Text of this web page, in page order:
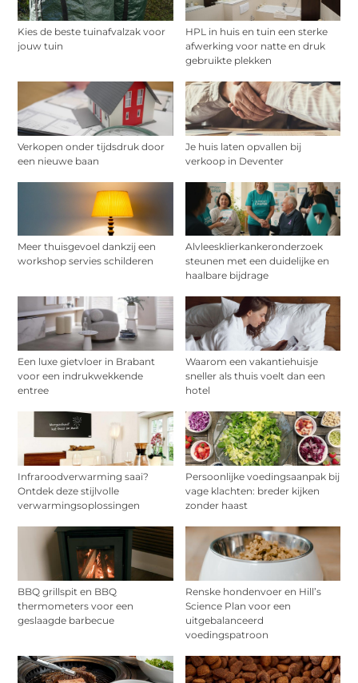
Kies de beste tuinafvalzak voor
jouw tuin
HPL in huis en tuin een sterke
afwerking voor natte en druk
gebruikte plekken
Verkopen onder tijdsdruk door
een nieuwe baan
Je huis laten opvallen bij
verkoop in Deventer
Meer thuisgevoel dankzij een
workshop servies schilderen
Alvleesklierkankeronderzoek
steunen met een duidelijke en
haalbare bijdrage
Een luxe gietvloer in Brabant
voor een indrukwekkende
entree
Waarom een vakantiehuisje
sneller als thuis voelt dan een
hotel
Infraroodverwarming saai?
Ontdek deze stijlvolle
verwarmingsoplossingen
Persoonlijke voedingsaanpak bij
vage klachten: breder kijken
zonder haast
BBQ grillspit en BBQ
thermometers voor een
geslaagde barbecue
Renske hondenvoer en Hill’s
Science Plan voor een
uitgebalanceerd
voedingspatroon